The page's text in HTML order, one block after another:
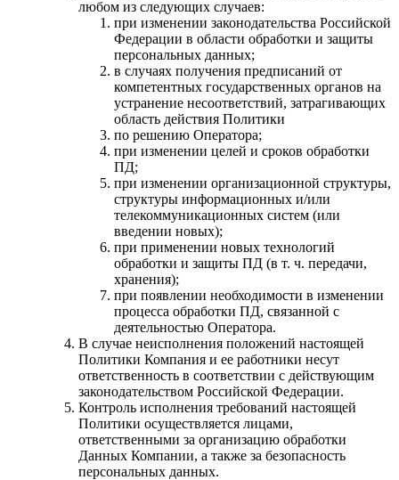
любом из следующих случаев:
при изменении законодательства Российской
Федерации в области обработки и защиты
персональных данных;
в случаях получения предписаний от
компетентных государственных органов на
устранение несоответствий, затрагивающих
область действия Политики
по решению Оператора;
при изменении целей и сроков обработки
ПД;
при изменении организационной структуры,
структуры информационных и/или
телекоммуникационных систем (или
введении новых);
при применении новых технологий
обработки и защиты ПД (в т. ч. передачи,
хранения);
при появлении необходимости в изменении
процесса обработки ПД, связанной с
деятельностью Оператора.
В случае неисполнения положений настоящей
Политики Компания и ее работники несут
ответственность в соответствии с действующим
законодательством Российской Федерации.
Контроль исполнения требований настоящей
Политики осуществляется лицами,
ответственными за организацию обработки
Данных Компании, а также за безопасность
персональных данных.